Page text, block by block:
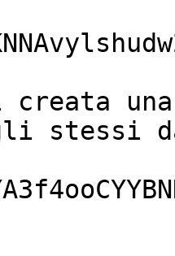
creata
stessi